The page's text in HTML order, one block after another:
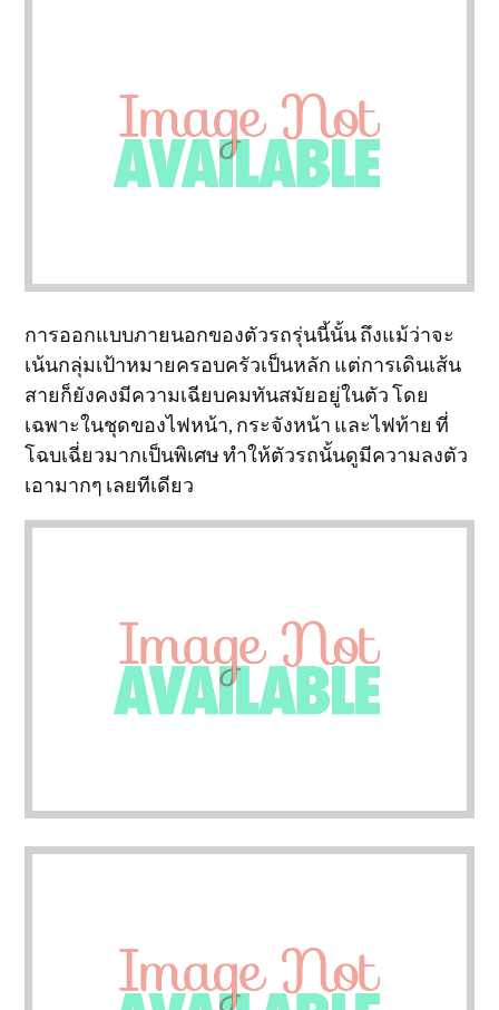
การออกแบบภายนอกของตัวรถรุ่นนี้นั้น ถึงแม้ว่าจะ
เน้นกลุ่มเป้าหมายครอบครัวเป็นหลัก แต่การเดินเส้น
สายก็ยังคงมีความเฉียบคมทันสมัยอยู่ในตัว โดย
เฉพาะในชุดของไฟหน้า, กระจังหน้า และไฟท้าย ที่
โฉบเฉี่ยวมากเป็นพิเศษ ทำให้ตัวรถนั้นดูมีความลงตัว
เอามากๆ เลยทีเดียว